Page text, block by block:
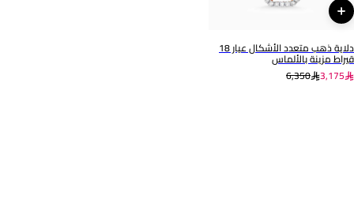
دلاية ذهب متعدد الأشكال عيار 18
قيراط مزينة بالألماس
6,350 3,175